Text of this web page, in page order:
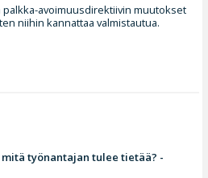
palkka-avoimuusdirektiivin muutokset
niihin kannattaa valmistautua.
työnantajan tulee tietää? -